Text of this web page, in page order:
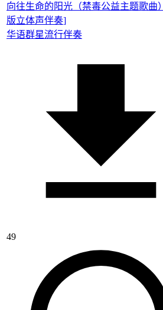
向往生命的阳光（禁毒公益主题歌曲）
版立体声伴奏]
华语群星流行伴奏
49